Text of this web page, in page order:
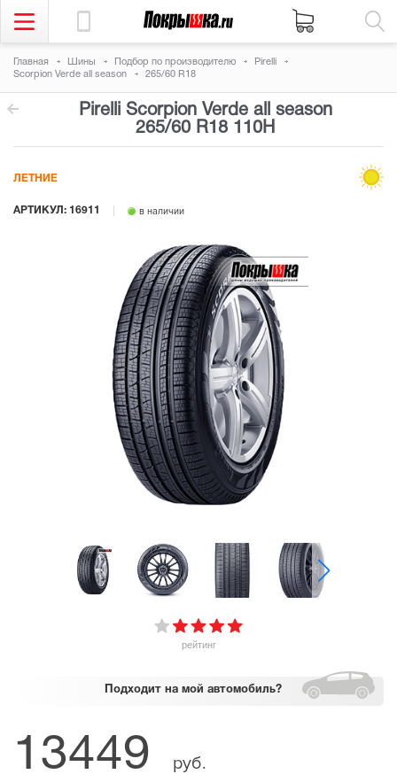
Главная Шины Подбор по производителю
Pirelli
Scorpion Verde all season
265/60 R18
Pirelli Scorpion Verde all season
265/60 R18 110H
рейтинг
АРТИКУЛ: 16911 в наличии
ЛЕТНИЕ
Подходит на мой автомобиль?
13449 руб.